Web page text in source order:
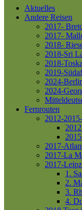
Aktuelles
Andere Reisen
2017-
2017-
2018-
2018-Sri
2018-
2019-
2024-
2024-
Fernrouten
2012-
2017-
2017-La
2017-
1.
2.
3.
4.